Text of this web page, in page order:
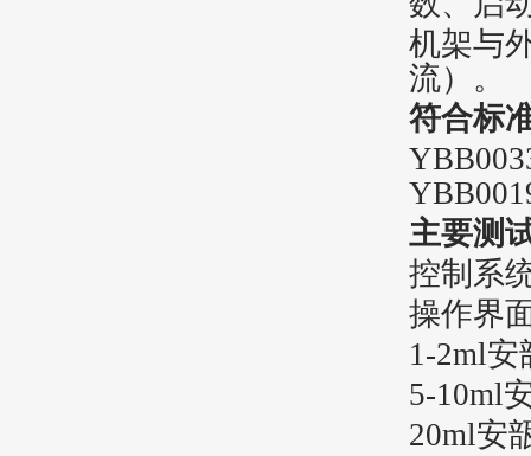
机架与
流）。
符合标
主要测
控制系
操作界
1-2ml安
5-10ml
20ml安